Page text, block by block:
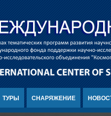
ТУРЫ СНАРЯЖЕНИЕ